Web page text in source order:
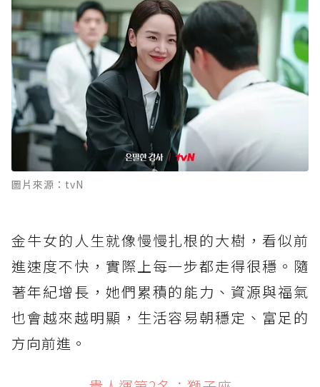
圖片來源：tvN
金牛女的人生就像慢慢扎根的大樹，看似前
進速度不快，實際上每一步都走得很穩。隨
著年紀增長，她們累積的能力、資源與福氣
也會越來越明顯，生活容易朝穩定、富足的
方向前進。